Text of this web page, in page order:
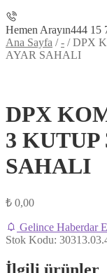
Hemen Arayın444 15
Ana Sayfa /- /DPX
AYAR SAHALI
DPX
3 KUTUP
SAHALI
₺ 0,00
Gelince Haberdar
Stok Kodu:
İlgili ürünler